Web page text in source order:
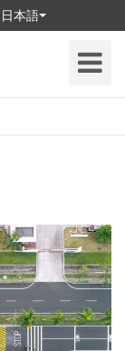
日本語
Toggle